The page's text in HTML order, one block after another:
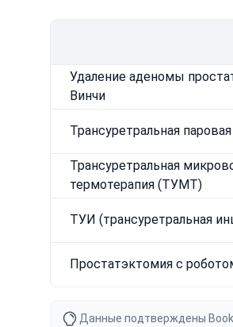
Удаление аденомы
Винчи
Трансуретральная
Трансуретральная
термотерапия (ТУМТ)
ТУИ (трансуретральная
Простатэктомия с
Данные подтверждены